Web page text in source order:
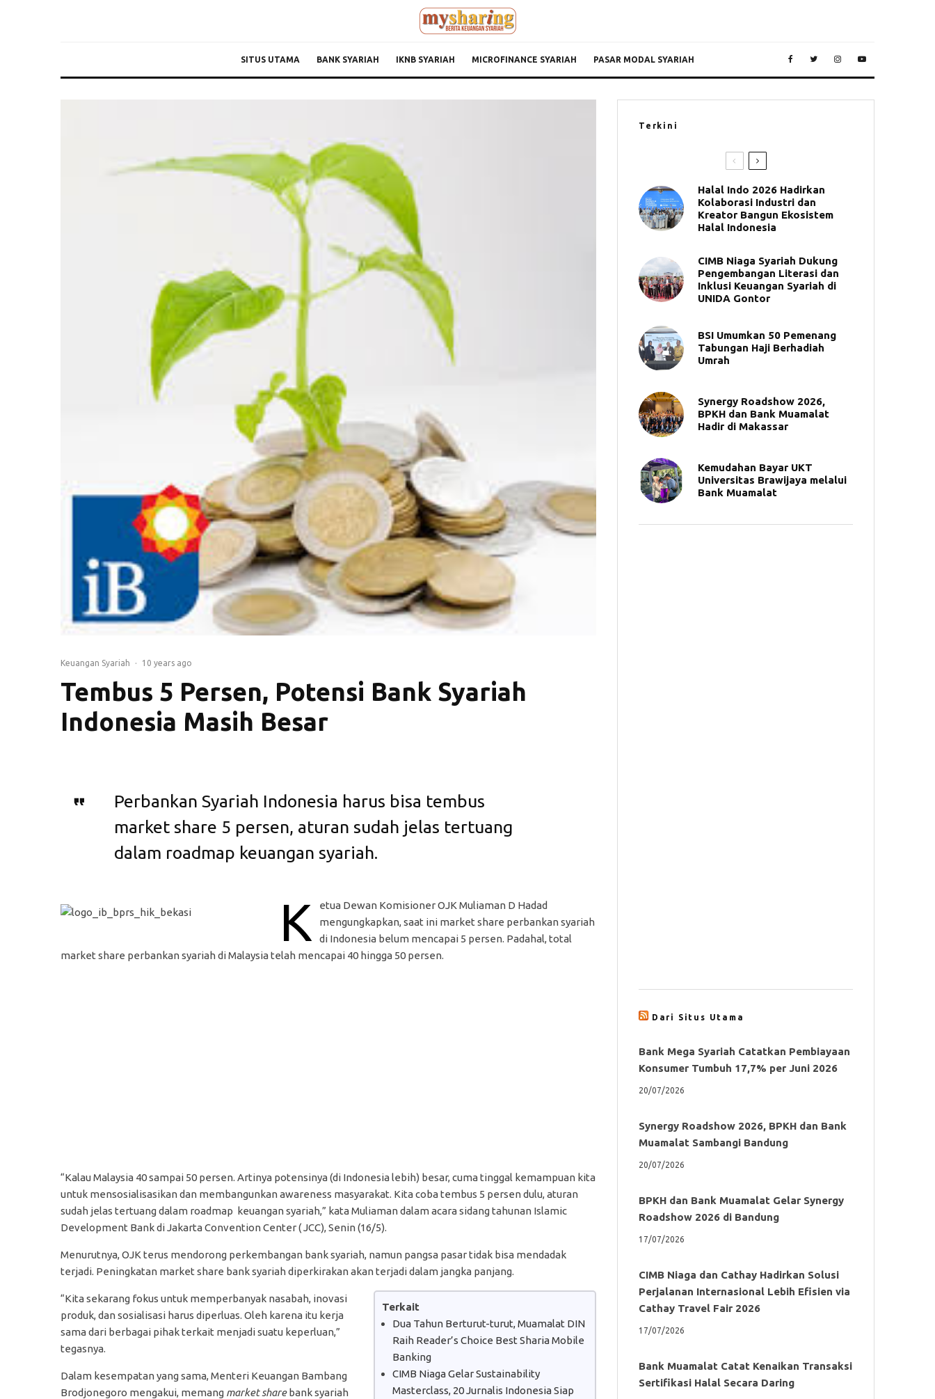
SITUS UTAMA BANK SYARIAH IKNB SYARIAH MICROFINANCE SYARIAH PASAR MODAL SYARIAH
Keuangan Syariah · 10 years ago
Tembus 5 Persen, Potensi Bank Syariah
Indonesia Masih Besar
Perbankan Syariah Indonesia harus bisa tembus
market share 5 persen, aturan sudah jelas tertuang
dalam roadmap keuangan syariah.
K
etua Dewan Komisioner OJK Muliaman D Hadad
mengungkapkan, saat ini market share perbankan syariah
di Indonesia belum mencapai 5 persen. Padahal, total
market share perbankan syariah di Malaysia telah mencapai 40 hingga 50 persen.
“Kalau Malaysia 40 sampai 50 persen. Artinya potensinya (di Indonesia lebih) besar, cuma tinggal kemampuan kita
untuk mensosialisasikan dan membangunkan awareness masyarakat. Kita coba tembus 5 persen dulu, aturan
sudah jelas tertuang dalam roadmap keuangan syariah,” kata Muliaman dalam acara sidang tahunan Islamic
Development Bank di Jakarta Convention Center ( JCC), Senin (16/5).
Menurutnya, OJK terus mendorong perkembangan bank syariah, namun pangsa pasar tidak bisa mendadak
terjadi. Peningkatan market share bank syariah diperkirakan akan terjadi dalam jangka panjang.
Terkait
Dua Tahun Berturut-turut, Muamalat DIN
Raih Reader’s Choice Best Sharia Mobile
Banking
CIMB Niaga Gelar Sustainability
Masterclass, 20 Jurnalis Indonesia Siap
“Kita sekarang fokus untuk memperbanyak nasabah, inovasi
produk, dan sosialisasi harus diperluas. Oleh karena itu kerja
sama dari berbagai pihak terkait menjadi suatu keperluan,”
tegasnya.
Dalam kesempatan yang sama, Menteri Keuangan Bambang
Brodjonegoro mengakui, memang market sharebank syariah
Terkini
Halal Indo 2026 Hadirkan
Kolaborasi Industri dan
Kreator Bangun Ekosistem
Halal Indonesia
CIMB Niaga Syariah Dukung
Pengembangan Literasi dan
Inklusi Keuangan Syariah di
UNIDA Gontor
BSI Umumkan 50 Pemenang
Tabungan Haji Berhadiah
Umrah
Synergy Roadshow 2026,
BPKH dan Bank Muamalat
Hadir di Makassar
Kemudahan Bayar UKT
Universitas Brawijaya melalui
Bank Muamalat
Dari Situs Utama
Bank Mega Syariah Catatkan Pembiayaan
Konsumer Tumbuh 17,7% per Juni 2026
20/07/2026
Synergy Roadshow 2026, BPKH dan Bank
Muamalat Sambangi Bandung
20/07/2026
BPKH dan Bank Muamalat Gelar Synergy
Roadshow 2026 di Bandung
17/07/2026
CIMB Niaga dan Cathay Hadirkan Solusi
Perjalanan Internasional Lebih Efisien via
Cathay Travel Fair 2026
17/07/2026
Bank Muamalat Catat Kenaikan Transaksi
Sertifikasi Halal Secara Daring